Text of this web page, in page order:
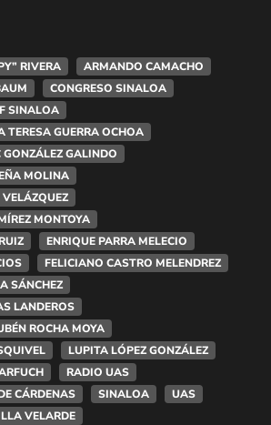
RIVERA
ARMANDO CAMACHO
CONGRESO SINALOA
SINALOA
TERESA GUERRA OCHOA
GALINDO
MOLINA
MONTOYA
ENRIQUE PARRA MELECIO
FELICIANO CASTRO MELENDREZ
SÁNCHEZ
LANDEROS
ROCHA MOYA
LUPITA LÓPEZ GONZÁLEZ
RADIO UAS
CÁRDENAS
SINALOA
UAS
VELARDE